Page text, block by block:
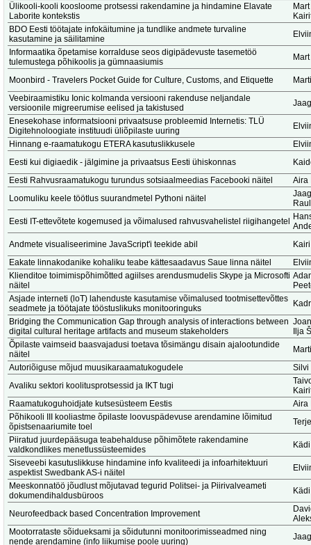
Ülikooli-kooli koosloome protsessi rakendamine ja hindamine Elavate
Laborite kontekstis
BDO Eesti töötajate infokäitumine ja tundlike andmete turvaline
kasutamine ja säilitamine
Informaatika õpetamise korralduse seos digipädevuste tasemetöö
tulemustega põhikoolis ja gümnaasiumis
Moonbird - Travelers Pocket Guide for Culture, Customs, and Etiquette
Veebiraamistiku Ionic kolmanda versiooni rakenduse neljandale
versioonile migreerumise eelised ja takistused
Enesekohase informatsiooni privaatsuse probleemid Internetis: TLÜ
Digitehnoloogiate instituudi üliõpilaste uuring
Hinnang e-raamatukogu ETERA kasutuslikkusele
Eesti kui digiaedik - jälgimine ja privaatsus Eesti ühiskonnas
Eesti Rahvusraamatukogu turundus sotsiaalmeedias Facebooki näitel
Aira
Loomuliku keele töötlus suurandmetel Pythoni näitel
Eesti IT-ettevõtete kogemused ja võimalused rahvusvahelistel riigihangetel
Andmete visualiseerimine JavaScript'i teekide abil
Eakate linnakodanike kohaliku teabe kättesaadavus Saue linna näitel
Klienditoe toimimispõhimõtted agiilses arendusmudelis Skype ja Microsofti
näitel
Asjade interneti (loT) lahenduste kasutamise võimalused tootmisettevõttes
seadmete ja töötajate tööstuslikuks monitooringuks
Bridging the Communication Gap through analysis of interactions between
digital cultural heritage artifacts and museum stakeholders
Ilja
Õpilaste vaimseid baasvajadusi toetava tõsimängu disain ajalootundide
näitel
Autoriõiguse mõjud muusikaraamatukogudele
Silvi
Avaliku sektori koolitusprotsessid ja IKT tugi
Raamatukoguhoidjate kutsesüsteem Eestis
Aira
Põhikooli III kooliastme õpilaste loovuspädevuse arendamine lõimitud
õpistsenaariumite toel
Piiratud juurdepääsuga teabehalduse põhimõtete rakendamine
valdkondlikes menetlussüsteemides
Siseveebi kasutuslikkuse hindamine info kvaliteedi ja infoarhitektuuri
aspektist Swedbank AS-i näitel
Meeskonnatöö jõudlust mõjutavad tegurid Politsei- ja Piirivalveameti
dokumendihaldusbüroos
Neurofeedback based Concentration Improvement
Mootorrataste sõidueksami ja sõidutunni monitoorimisseadmed ning
nende arendamine (info liikumise poole uuring)